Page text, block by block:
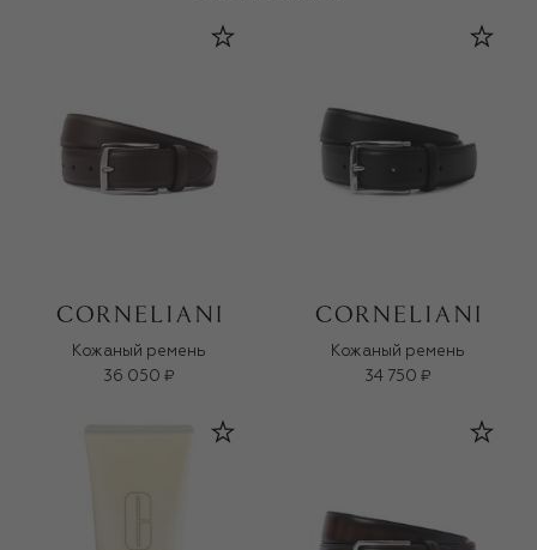
Кожаный ремень
36 050 ₽
Кожаный ремень
34 750 ₽